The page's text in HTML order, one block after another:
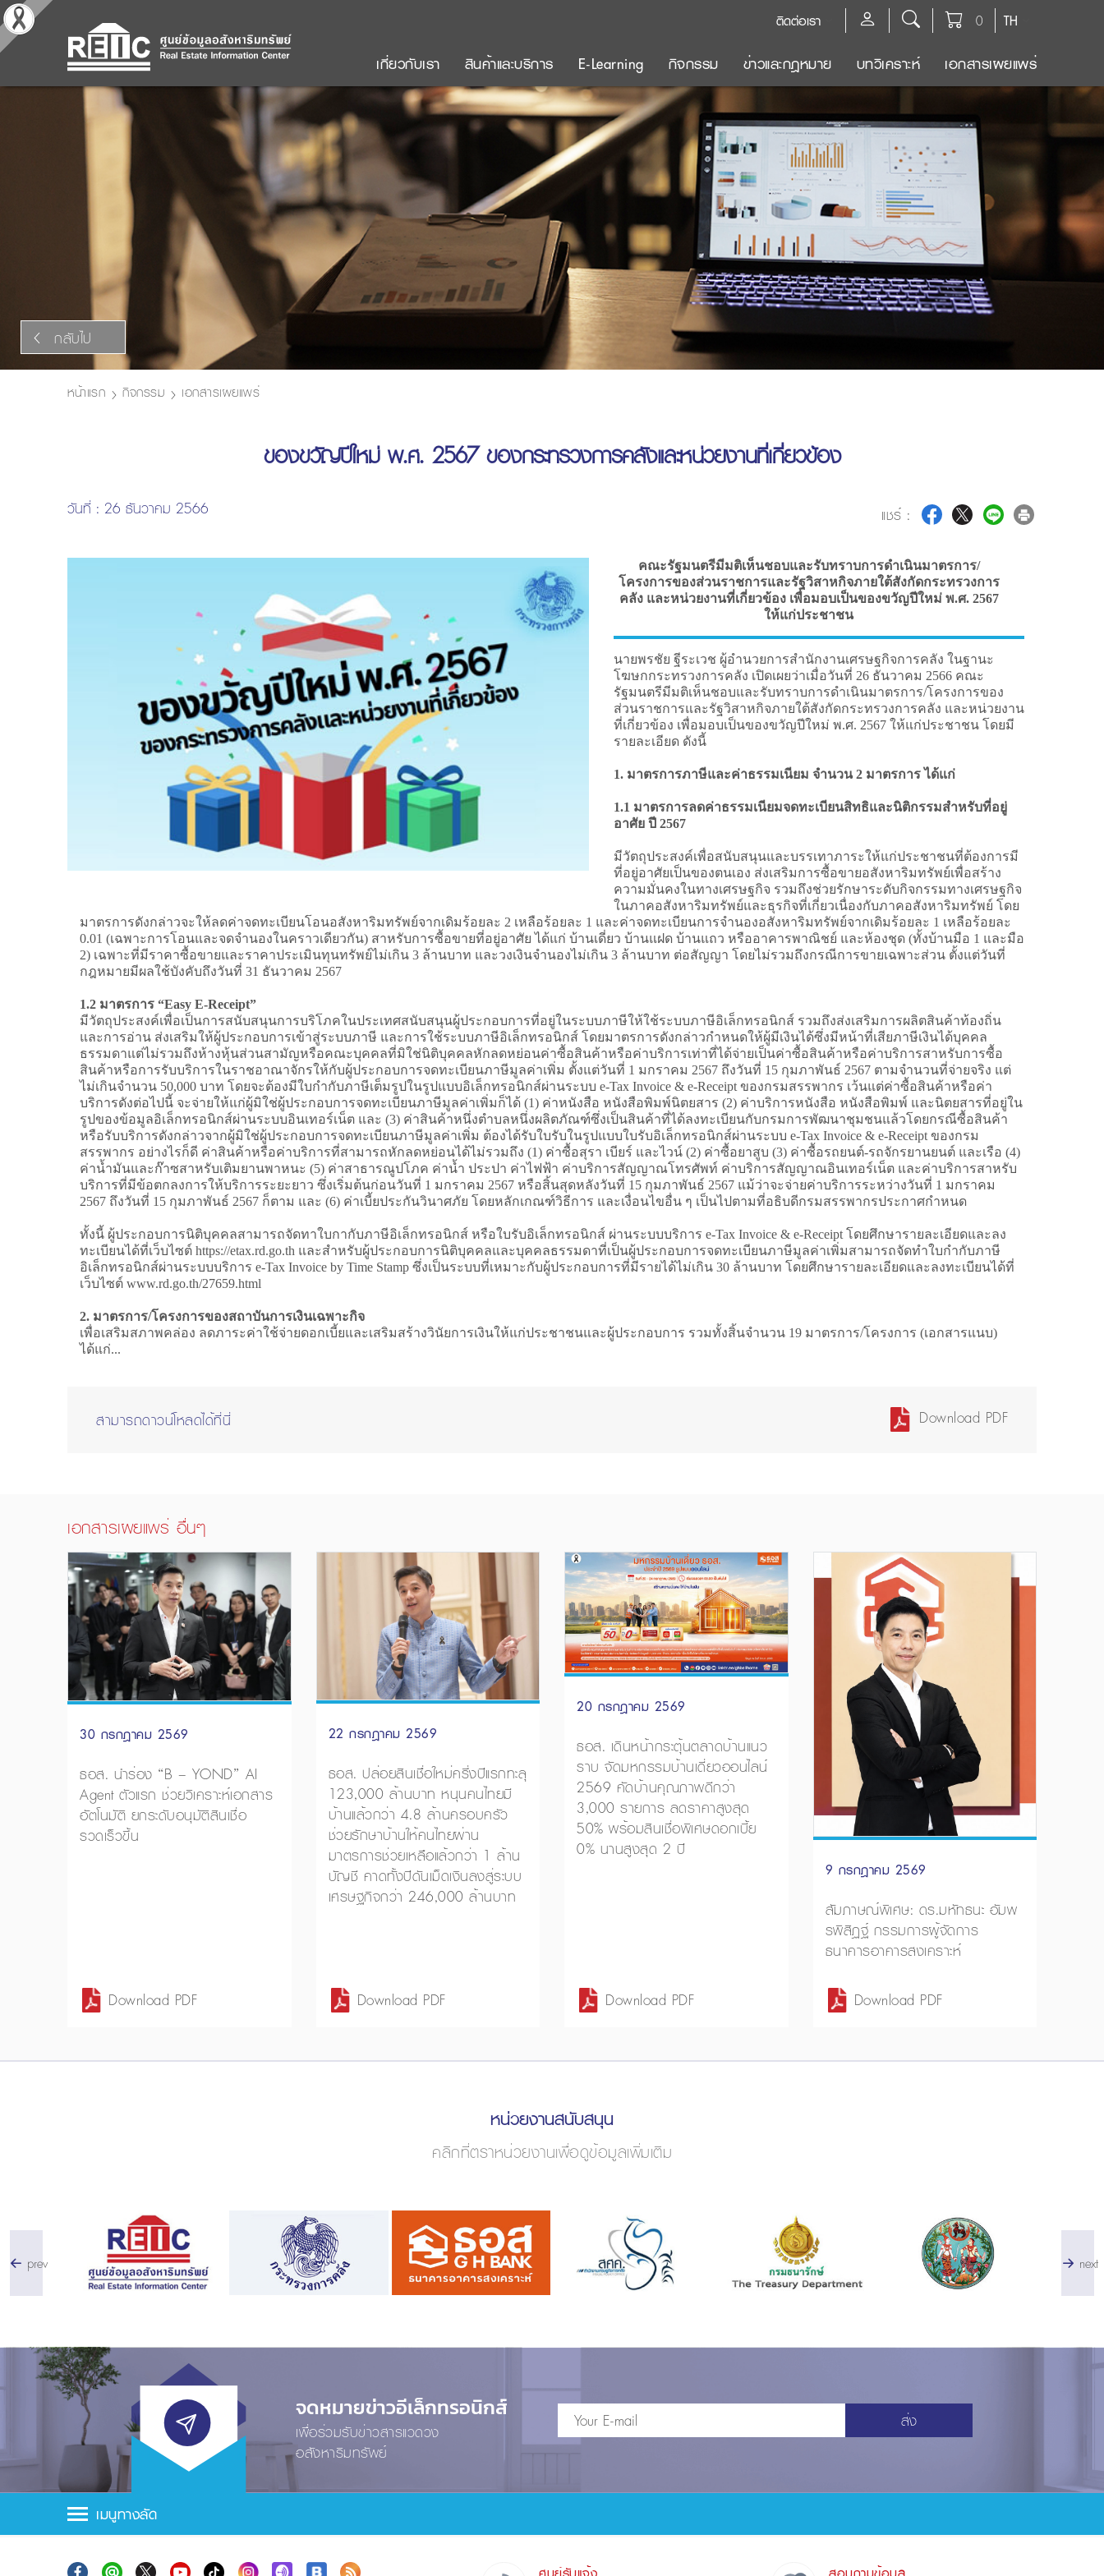
TH
0
ติดต่อเรา
เกี่ยวกับเรา สินค้าและบริการ E-Learning กิจกรรม ข่าวและกฎหมาย บทวิเคราะห์ เอกสารเผยแพร่
กลับไป
หน้าแรก กิจกรรม เอกสารเผยแพร่
ของขวัญปีใหม่ พ.ศ. 2567 ของกระทรวงการคลังและหน่วยงานที่เกี่ยวข้อง
วันที่ : 26 ธันวาคม 2566 แชร์ :
คณะรัฐมนตรีมีมติเห็นชอบและรับทราบการดำเนินมาตรการ/
โครงการของส่วนราชการและรัฐวิสาหกิจภายใต้สังกัดกระทรวงการ
คลัง และหน่วยงานที่เกี่ยวข้อง เพื่อมอบเป็นของขวัญปีใหม่ พ.ศ. 2567
ให้แก่ประชาชน
นายพรชัย ฐีระเวช ผู้อำนวยการสำนักงานเศรษฐกิจการคลัง ในฐานะ
โฆษกกระทรวงการคลัง เปิดเผยว่าเมื่อวันที่ 26 ธันวาคม 2566 คณะ
รัฐมนตรีมีมติเห็นชอบและรับทราบการดำเนินมาตรการ/โครงการของ
ส่วนราชการและรัฐวิสาหกิจภายใต้สังกัดกระทรวงการคลัง และหน่วยงาน
ที่เกี่ยวข้อง เพื่อมอบเป็นของขวัญปีใหม่ พ.ศ. 2567 ให้แก่ประชาชน โดยมี
รายละเอียด ดังนี้
1. มาตรการภาษีและค่าธรรมเนียม จำนวน 2 มาตรการ ได้แก่
1.1 มาตรการลดค่าธรรมเนียมจดทะเบียนสิทธิและนิติกรรมสำหรับที่อยู่
อาศัย ปี 2567
มีวัตถุประสงค์เพื่อสนับสนุนและบรรเทาภาระให้แก่ประชาชนที่ต้องการมี
ที่อยู่อาศัยเป็นของตนเอง ส่งเสริมการซื้อขายอสังหาริมทรัพย์เพื่อสร้าง
ความมั่นคงในทางเศรษฐกิจ รวมถึงช่วยรักษาระดับกิจกรรมทางเศรษฐกิจ
ในภาคอสังหาริมทรัพย์และธุรกิจที่เกี่ยวเนื่องกับภาคอสังหาริมทรัพย์ โดย
มาตรการดังกล่าวจะให้ลดค่าจดทะเบียนโอนอสังหาริมทรัพย์จากเดิมร้อยละ 2 เหลือร้อยละ 1 และค่าจดทะเบียนการจำนองอสังหาริมทรัพย์จากเดิมร้อยละ 1 เหลือร้อยละ
0.01 (เฉพาะการโอนและจดจำนองในคราวเดียวกัน) สาหรับการซื้อขายที่อยู่อาศัย ได้แก่ บ้านเดี่ยว บ้านแฝด บ้านแถว หรืออาคารพาณิชย์ และห้องชุด (ทั้งบ้านมือ 1 และมือ
2) เฉพาะที่มีราคาซื้อขายและราคาประเมินทุนทรัพย์ไม่เกิน 3 ล้านบาท และวงเงินจำนองไม่เกิน 3 ล้านบาท ต่อสัญญา โดยไม่รวมถึงกรณีการขายเฉพาะส่วน ตั้งแต่วันที่
กฎหมายมีผลใช้บังคับถึงวันที่ 31 ธันวาคม 2567
1.2 มาตรการ “Easy E-Receipt”
มีวัตถุประสงค์เพื่อเป็นการสนับสนุนการบริโภคในประเทศสนับสนุนผู้ประกอบการที่อยู่ในระบบภาษีให้ใช้ระบบภาษีอิเล็กทรอนิกส์ รวมถึงส่งเสริมการผลิตสินค้าท้องถิ่น
และการอ่าน ส่งเสริมให้ผู้ประกอบการเข้าสู่ระบบภาษี และการใช้ระบบภาษีอิเล็กทรอนิกส์ โดยมาตรการดังกล่าวกำหนดให้ผู้มีเงินได้ซึ่งมีหน้าที่เสียภาษีเงินได้บุคคล
ธรรมดาแต่ไม่รวมถึงห้างหุ้นส่วนสามัญหรือคณะบุคคลที่มิใช่นิติบุคคลหักลดหย่อนค่าซื้อสินค้าหรือค่าบริการเท่าที่ได้จ่ายเป็นค่าซื้อสินค้าหรือค่าบริการสาหรับการซื้อ
สินค้าหรือการรับบริการในราชอาณาจักรให้กับผู้ประกอบการจดทะเบียนภาษีมูลค่าเพิ่ม ตั้งแต่วันที่ 1 มกราคม 2567 ถึงวันที่ 15 กุมภาพันธ์ 2567 ตามจำนวนที่จ่ายจริง แต่
ไม่เกินจำนวน 50,000 บาท โดยจะต้องมีใบกำกับภาษีเต็มรูปในรูปแบบอิเล็กทรอนิกส์ผ่านระบบ e-Tax Invoice & e-Receipt ของกรมสรรพากร เว้นแต่ค่าซื้อสินค้าหรือค่า
บริการดังต่อไปนี้ จะจ่ายให้แก่ผู้มิใช่ผู้ประกอบการจดทะเบียนภาษีมูลค่าเพิ่มก็ได้ (1) ค่าหนังสือ หนังสือพิมพ์นิตยสาร (2) ค่าบริการหนังสือ หนังสือพิมพ์ และนิตยสารที่อยู่ใน
รูปของข้อมูลอิเล็กทรอนิกส์ผ่านระบบอินเทอร์เน็ต และ (3) ค่าสินค้าหนึ่งตำบลหนึ่งผลิตภัณฑ์ซึ่งเป็นสินค้าที่ได้ลงทะเบียนกับกรมการพัฒนาชุมชนแล้วโดยกรณีซื้อสินค้า
หรือรับบริการดังกล่าวจากผู้มิใช่ผู้ประกอบการจดทะเบียนภาษีมูลค่าเพิ่ม ต้องได้รับใบรับในรูปแบบใบรับอิเล็กทรอนิกส์ผ่านระบบ e-Tax Invoice & e-Receipt ของกรม
สรรพากร อย่างไรก็ดี ค่าสินค้าหรือค่าบริการที่สามารถหักลดหย่อนได้ไม่รวมถึง (1) ค่าซื้อสุรา เบียร์ และไวน์ (2) ค่าซื้อยาสูบ (3) ค่าซื้อรถยนต์-รถจักรยานยนต์ และเรือ (4)
ค่าน้ำมันและก๊าซสาหรับเติมยานพาหนะ (5) ค่าสาธารณูปโภค ค่าน้ำ ประปา ค่าไฟฟ้า ค่าบริการสัญญาณโทรศัพท์ ค่าบริการสัญญาณอินเทอร์เน็ต และค่าบริการสาหรับ
บริการที่มีข้อตกลงการให้บริการระยะยาว ซึ่งเริ่มต้นก่อนวันที่ 1 มกราคม 2567 หรือสิ้นสุดหลังวันที่ 15 กุมภาพันธ์ 2567 แม้ว่าจะจ่ายค่าบริการระหว่างวันที่ 1 มกราคม
2567 ถึงวันที่ 15 กุมภาพันธ์ 2567 ก็ตาม และ (6) ค่าเบี้ยประกันวินาศภัย โดยหลักเกณฑ์วิธีการ และเงื่อนไขอื่น ๆ เป็นไปตามที่อธิบดีกรมสรรพากรประกาศกำหนด
ทั้งนี้ ผู้ประกอบการนิติบุคคลสามารถจัดทาใบกากับภาษีอิเล็กทรอนิกส์ หรือใบรับอิเล็กทรอนิกส์ ผ่านระบบบริการ e-Tax Invoice & e-Receipt โดยศึกษารายละเอียดและลง
ทะเบียนได้ที่เว็บไซต์ https://etax.rd.go.th และสำหรับผู้ประกอบการนิติบุคคลและบุคคลธรรมดาที่เป็นผู้ประกอบการจดทะเบียนภาษีมูลค่าเพิ่มสามารถจัดทำใบกำกับภาษี
อิเล็กทรอนิกส์ผ่านระบบบริการ e-Tax Invoice by Time Stamp ซึ่งเป็นระบบที่เหมาะกับผู้ประกอบการที่มีรายได้ไม่เกิน 30 ล้านบาท โดยศึกษารายละเอียดและลงทะเบียนได้ที่
เว็บไซต์ www.rd.go.th/27659.html
2. มาตรการ/โครงการของสถาบันการเงินเฉพาะกิจ
เพื่อเสริมสภาพคล่อง ลดภาระค่าใช้จ่ายดอกเบี้ยและเสริมสร้างวินัยการเงินให้แก่ประชาชนและผู้ประกอบการ รวมทั้งสิ้นจำนวน 19 มาตรการ/โครงการ (เอกสารแนบ)
ได้แก่...
สามารถดาวน์โหลดได้ที่นี่ Download PDF
เอกสารเผยแพร่ อื่นๆ
30 กรกฎาคม 2569
ธอส. นำร่อง “B – YOND” AI
Agent ตัวแรก ช่วยวิเคราะห์เอกสาร
อัตโนมัติ ยกระดับอนุมัติสินเชื่อ
รวดเร็วขึ้น
Download PDF
22 กรกฎาคม 2569
ธอส. ปล่อยสินเชื่อใหม่ครึ่งปีแรกทะลุ
123,000 ล้านบาท หนุนคนไทยมี
บ้านแล้วกว่า 4.8 ล้านครอบครัว
ช่วยรักษาบ้านให้คนไทยผ่าน
มาตรการช่วยเหลือแล้วกว่า 1 ล้าน
บัญชี คาดทั้งปีดันเม็ดเงินลงสู่ระบบ
เศรษฐกิจกว่า 246,000 ล้านบาท
Download PDF
20 กรกฎาคม 2569
ธอส. เดินหน้ากระตุ้นตลาดบ้านแนว
ราบ จัดมหกรรมบ้านเดี่ยวออนไลน์
2569 คัดบ้านคุณภาพดีกว่า
3,000 รายการ ลดราคาสูงสุด
50% พร้อมสินเชื่อพิเศษดอกเบี้ย
0% นานสูงสุด 2 ปี
Download PDF
9 กรกฎาคม 2569
สัมภาษณ์พิเศษ: ดร.มหัทธนะ อัมพ
รพิสิฏฐ์ กรรมการผู้จัดการ
ธนาคารอาคารสงเคราะห์
Download PDF
หน่วยงานสนับสนุน
คลิกที่ตราหน่วยงานเพื่อดูข้อมูลเพิ่มเติม
prev next
จดหมายข่าวอีเล็กทรอนิกส์
เพื่อร่วมรับข่าวสารแวดวง
อสังหาริมทรัพย์
ส่ง
เมนูทางลัด